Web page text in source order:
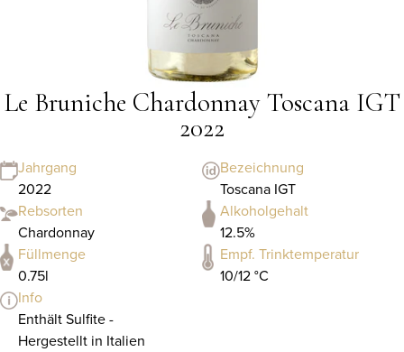
Le Bruniche Chardonnay Toscana IGT
2022
Jahrgang
2022
Bezeichnung
Toscana IGT
Rebsorten
Chardonnay
Alkoholgehalt
12.5%
Füllmenge
0.75l
Empf. Trinktemperatur
10/12 °C
Info
Enthält Sulfite -
Hergestellt in Italien